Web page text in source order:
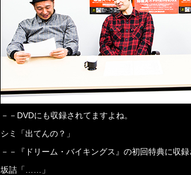
－－DVDにも収録されてますよね。
シミ「出てんの？」
－－『ドリーム・バイキングス』の初回特典に収
坂詰「……」